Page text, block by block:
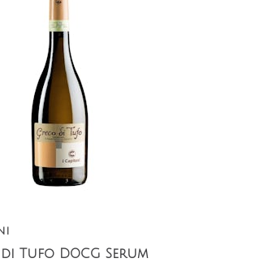
Tufo DOCG Serum